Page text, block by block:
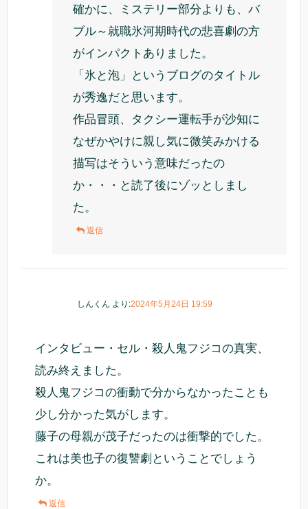
確かに、ミステリー部分よりも、バ
ブル～就職氷河期時代の悲喜劇の方
がインパクトありました。
「氷と泡」というブログのタイトル
が秀逸だと思います。
作品冒頭、タクシー運転手が沙知に
なぜかやけに親し気に微笑みかける
描写はそういう意味だったの
か・・・と読了後にゾッとしまし
た。
返信
しんくん より:2024年5月24日 19:59
インタビュー・セル・殺人鬼フジコの真実、
読み終えました。
殺人鬼フジコの衝動で分からなかったことも
少し分かった気がします。
藤子の母親が茂子だったのは衝撃的でした。
これは美也子の復讐劇ということでしょう
か。
返信